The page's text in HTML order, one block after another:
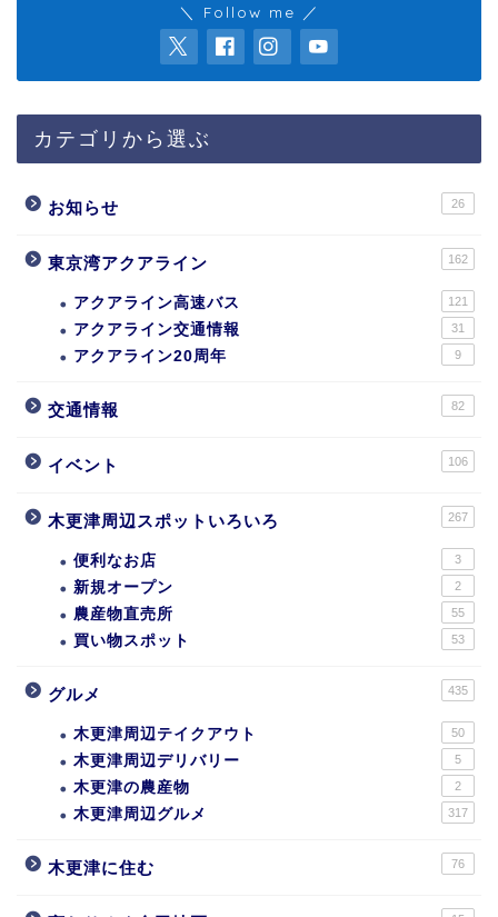
＼ Follow me ／
カテゴリから選ぶ
お知らせ 26
東京湾アクアライン 162
アクアライン高速バス 121
アクアライン交通情報 31
アクアライン20周年 9
交通情報 82
イベント 106
木更津周辺スポットいろいろ 267
便利なお店 3
新規オープン 2
農産物直売所 55
買い物スポット 53
グルメ 435
木更津周辺テイクアウト 50
木更津周辺デリバリー 5
木更津の農産物 2
木更津周辺グルメ 317
木更津に住む 76